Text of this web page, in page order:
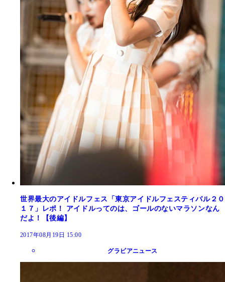
世界最大のアイドルフェス「東京アイドルフェスティバル２０
１７」レポ！ アイドルってのは、ゴールのないマラソンなん
だよ！【後編】
2017年08月19日 15:00
グラビアニュース